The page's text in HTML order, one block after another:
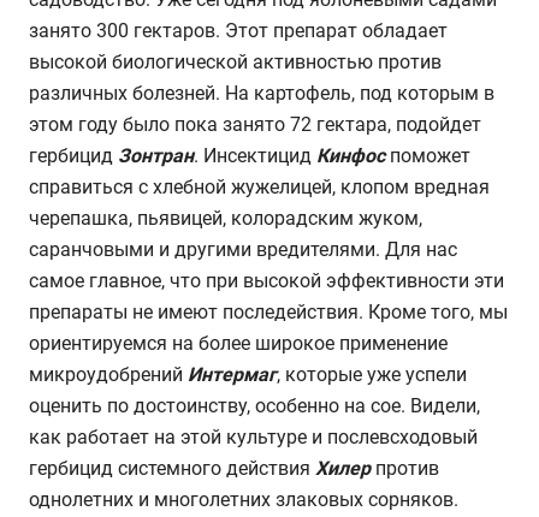
занято 300 гектаров. Этот препарат обладает
высокой биологической активностью против
различных болезней. На картофель, под которым в
этом году было пока занято 72 гектара, подойдет
гербицид Зонтран. Инсектицид Кинфоспоможет
справиться с хлебной жужелицей, клопом вредная
черепашка, пьявицей, колорадским жуком,
саранчовыми и другими вредителями. Для нас
самое главное, что при высокой эффективности эти
препараты не имеют последействия. Кроме того, мы
ориентируемся на более широкое применение
микроудобрений Интермаг, которые уже успели
оценить по достоинству, особенно на сое. Видели,
как работает на этой культуре и послевсходовый
гербицид системного действия Хилер против
однолетних и многолетних злаковых сорняков.